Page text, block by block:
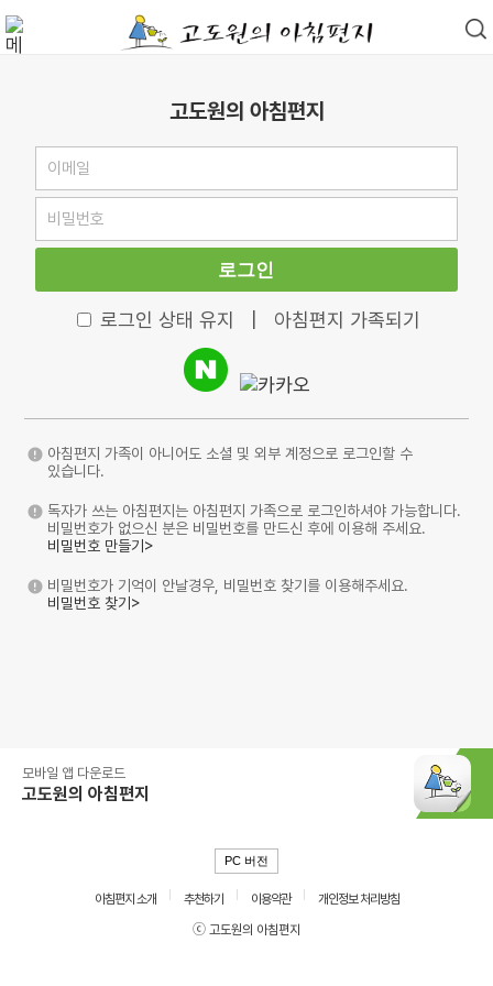
고도원의 아침편지
로그인
로그인 상태 유지 아침편지 가족되기
아침편지 가족이 아니어도 소셜 및 외부 계정으로 로그인할 수
있습니다.
독자가 쓰는 아침편지는 아침편지 가족으로 로그인하셔야 가능합니다.
비밀번호가 없으신 분은 비밀번호를 만드신 후에 이용해 주세요.
비밀번호 만들기>
비밀번호가 기억이 안날경우, 비밀번호 찾기를 이용해주세요.
비밀번호 찾기>
모바일 앱 다운로드
고도원의 아침편지
PC 버전
아침편지 소개 추천하기 이용약관
개인정보 처리방침
ⓒ 고도원의 아침편지